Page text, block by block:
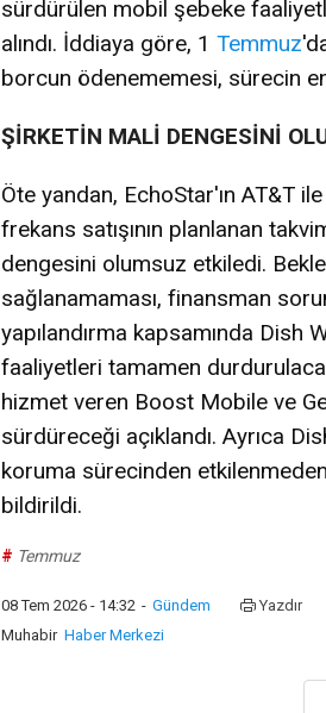
sürdürülen mobil şebeke
alındı. İddiaya göre, 1 Temmuz
borcun ödenememesi, sürecin
ŞİRKETİN MALİ DENGESİNİ
Öte yandan, EchoStar'ın AT&T
frekans satışının planlanan
dengesini olumsuz etkiledi.
sağlanamaması, finansman
yapılandırma kapsamında Dish
faaliyetleri tamamen
hizmet veren Boost Mobile ve
sürdüreceği açıklandı. Ayrıca
koruma sürecinden
bildirildi.
# Temmuz
08 Tem 2026 - 14:32 - Gündem
Yazdır
Muhabir Haber Merkezi